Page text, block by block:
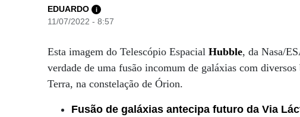
EDUARDO i
11/07/2022 - 8:57
Esta imagem do Telescópio Espacial Hubble, da Nasa/
verdade de uma fusão incomum de galáxias com
Terra, na constelação de Órion.
Fusão de galáxias antecipa futuro da Via